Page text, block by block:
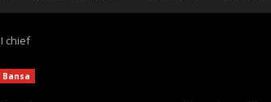
chief
Bansa